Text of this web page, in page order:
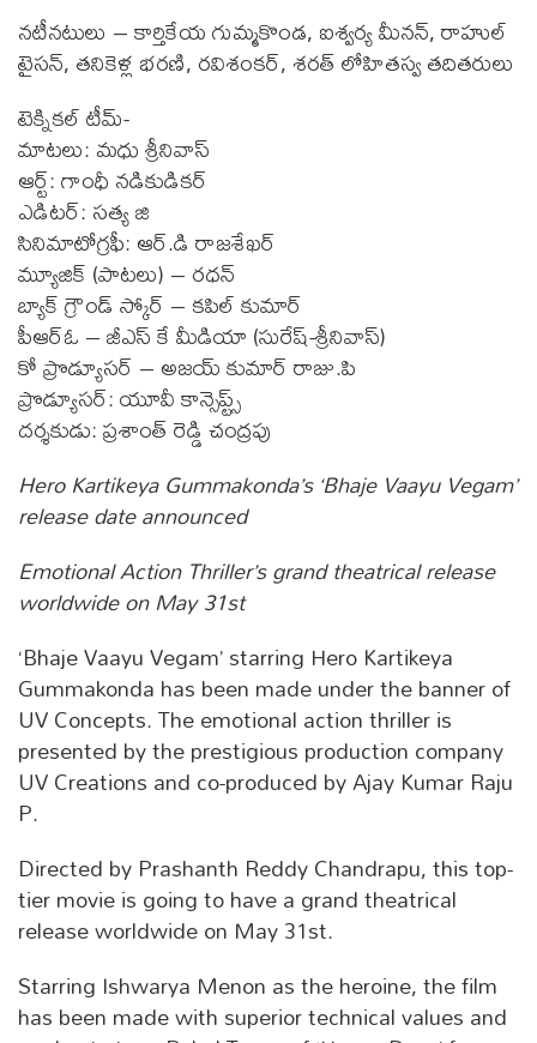
నటీనటులు – కార్తికేయ గుమ్మకొండ, ఐశ్వర్య మీనన్, రాహుల్
టైసన్, తనికెళ్ల భరణి, రవిశంకర్, శరత్ లోహితస్వ తదితరులు
టెక్నికల్ టీమ్-
మాటలు: మధు శ్రీనివాస్
ఆర్ట్: గాంధీ నడికుడికర్
ఎడిటర్: సత్య జి
సినిమాటోగ్రఫీ: ఆర్.డి రాజశేఖర్
మ్యూజిక్ (పాటలు) – రధన్
బ్యాక్ గ్రౌండ్ స్కోర్ – కపిల్ కుమార్
పీఆర్ఓ – జీఎస్ కే మీడియా (సురేష్-శ్రీనివాస్)
కో ప్రొడ్యూసర్ – అజయ్ కుమార్ రాజు.పి
ప్రొడ్యూసర్: యూవీ కాన్సెప్ట్స్
దర్శకుడు: ప్రశాంత్ రెడ్డి చంద్రపు
Hero Kartikeya Gummakonda’s ‘Bhaje Vaayu Vegam’
release date announced
Emotional Action Thriller’s grand theatrical release
worldwide on May 31st
‘Bhaje Vaayu Vegam’ starring Hero Kartikeya
Gummakonda has been made under the banner of
UV Concepts. The emotional action thriller is
presented by the prestigious production company
UV Creations and co-produced by Ajay Kumar Raju
P.
Directed by Prashanth Reddy Chandrapu, this top-
tier movie is going to have a grand theatrical
release worldwide on May 31st.
Starring Ishwarya Menon as the heroine, the film
has been made with superior technical values and